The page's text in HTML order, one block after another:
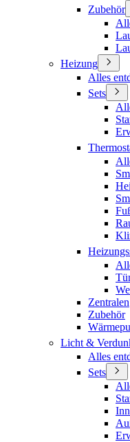
Zubehör
Heizung
Alles
Sets
Zentralen
Zubehör
Licht &
Alles
Sets